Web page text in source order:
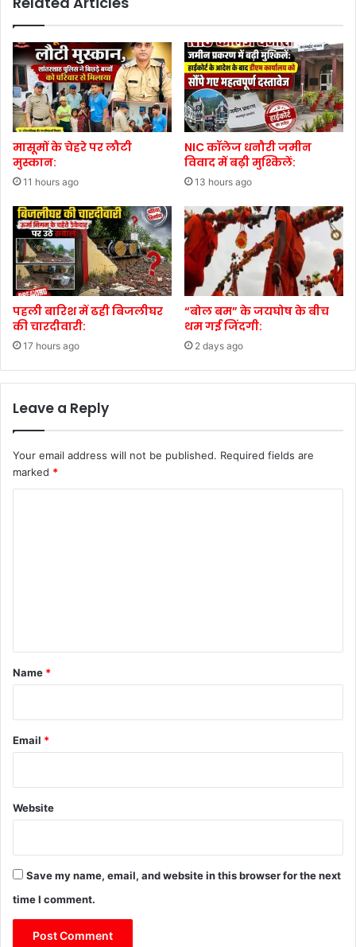
मासूमों के चेहरे पर लौटी
मुस्कान:
11 hours ago
NIC कॉलेज धनौरी जमीन
विवाद में बढ़ी मुश्किलें:
13 hours ago
पहली बारिश में ढही बिजलीघर
की चारदीवारी:
17 hours ago
“बोल बम” के जयघोष के बीच
थम गई जिंदगी:
2 days ago
Leave a Reply
Your email address will not be published. Required fields are
marked *
*
Name *
Email *
Website
Save my name, email, and website in this browser for the next
time I comment.